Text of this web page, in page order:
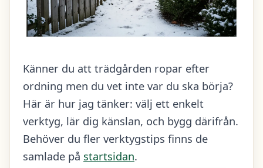
Känner du att trädgården ropar efter
ordning men du vet inte var du ska börja?
Här är hur jag tänker: välj ett enkelt
verktyg, lär dig känslan, och bygg därifrån.
Behöver du fler verktygstips finns de
samlade på startsidan.